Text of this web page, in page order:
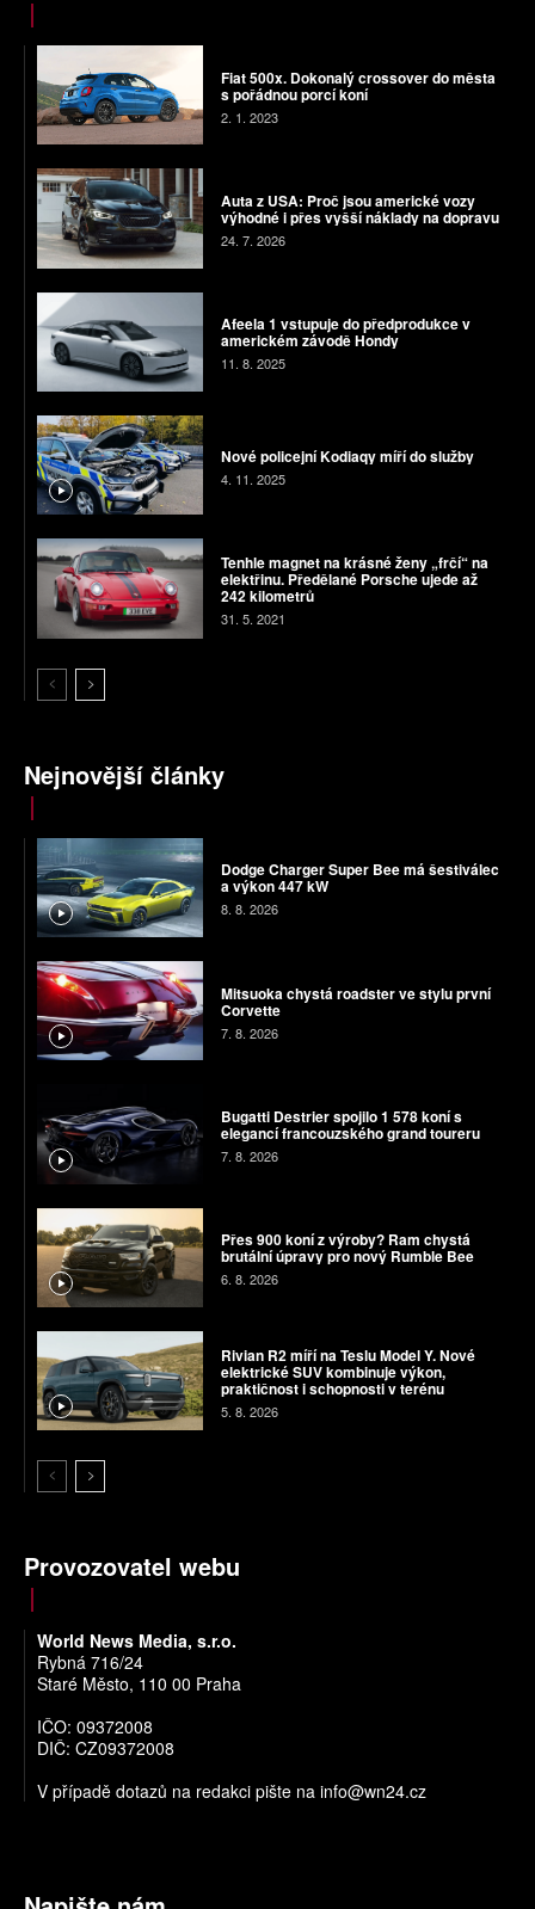
Fiat 500x. Dokonalý crossover do města
s pořádnou porcí koní
2. 1. 2023
Auta z USA: Proč jsou americké vozy
výhodné i přes vyšší náklady na dopravu
24. 7. 2026
Afeela 1 vstupuje do předprodukce v
americkém závodě Hondy
11. 8. 2025
Nové policejní Kodiaqy míří do služby
4. 11. 2025
Tenhle magnet na krásné ženy „frčí“ na
elektřinu. Předělané Porsche ujede až
242 kilometrů
31. 5. 2021
Nejnovější články
Dodge Charger Super Bee má šestiválec
a výkon 447 kW
8. 8. 2026
Mitsuoka chystá roadster ve stylu první
Corvette
7. 8. 2026
Bugatti Destrier spojilo 1 578 koní s
elegancí francouzského grand toureru
7. 8. 2026
Přes 900 koní z výroby? Ram chystá
brutální úpravy pro nový Rumble Bee
6. 8. 2026
Rivian R2 míří na Teslu Model Y. Nové
elektrické SUV kombinuje výkon,
praktičnost i schopnosti v terénu
5. 8. 2026
Provozovatel webu
World News Media, s.r.o.
Rybná 716/24
Staré Město, 110 00 Praha
IČO: 09372008
DIČ: CZ09372008
V případě dotazů na redakci pište na info@wn24.cz